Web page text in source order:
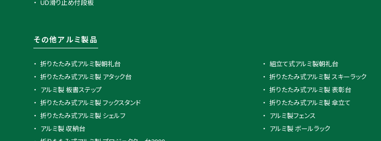
UD滑り止め付段板
その他アルミ製品
折りたたみ式アルミ製朝礼台
組立て式アルミ製朝礼台
折りたたみ式アルミ製 アタック台
折りたたみ式アルミ製 スキーラック
アルミ製 板書ステップ
折りたたみ式アルミ製 表彰台
折りたたみ式アルミ製 フックスタンド
折りたたみ式アルミ製 傘立て
折りたたみ式アルミ製 シェルフ
アルミ製フェンス
アルミ製 収納台
アルミ製 ボールラック